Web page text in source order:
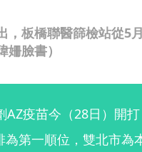
，板橋聯醫篩檢站從5
姍臉書）
AZ疫苗今（28日）開
為第一順位，雙北市